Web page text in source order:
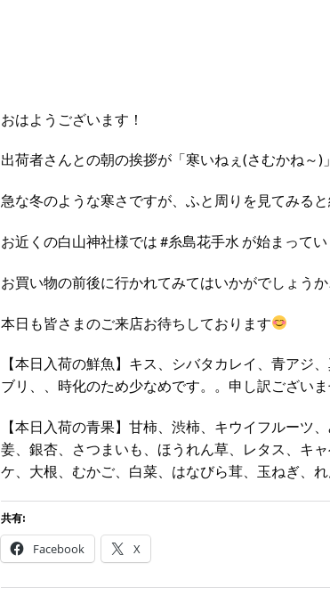
おはようございます！
出荷者さんとの朝の挨拶が「寒いねぇ(さむかね～)
急な冬のような寒さですが、ふと周りを見てみる
お近くの白山神社様では #糸島花手水 が始まって
お買い物の前後に行かれてみてはいかがでしょうか
本日も皆さまのご来店お待ちしております
【本日入荷の鮮魚】キス、シバタカレイ、青アジ
ブリ、、時化のため少なめです。。申し訳ございま
【本日入荷の青果】甘柿、渋柿、キウイフルーツ
姜、銀杏、さつまいも、ほうれん草、レタス、キ
ケ、大根、むかご、白菜、はなびら茸、玉ねぎ、れ
共有:
Facebook X